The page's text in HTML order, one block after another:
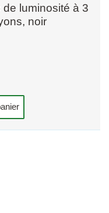
luminosité à 3
noir